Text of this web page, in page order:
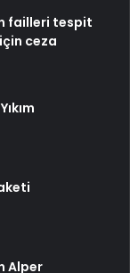
failleri tespit
ceza
Alper